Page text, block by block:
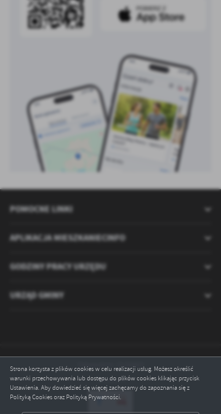
Strona korzysta z plików cookies w celu realizacji usług. Możesz określić
warunki przechowywania lub dostępu do plików cookies klikając przycisk
Ustawienia. Aby dowiedzieć się więcej zachęcamy do zapoznania się z
Polityką Cookies oraz Polityką Prywatności.
POMOCNE LINKI
APLIKACJA MIESZKANIECINFO
GODZINY PRACY URZĘDU
URZĄD GMINY
Odwiedzin: 2120802
Online: 4